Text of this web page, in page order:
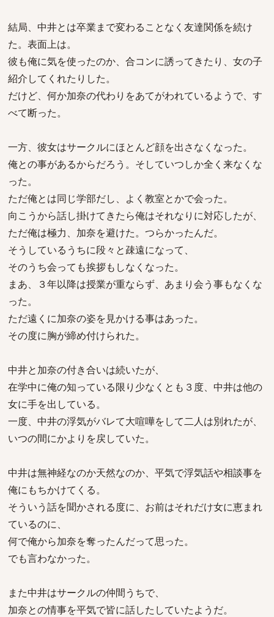
結局、中井とは卒業まで変わることなく友達関係を続け
た。表面上は。
彼も俺に気を使ったのか、合コンに誘ってきたり、女の子
紹介してくれたりした。
だけど、何か加奈の代わりをあてがわれているようで、す
べて断った。
一方、彼女はサークルにほとんど顔を出さなくなった。
俺との事があるからだろう。そしていつしか全く来なくな
った。
ただ俺とは同じ学部だし、よく教室とかで会った。
向こうから話し掛けてきたら俺はそれなりに対応したが、
ただ俺は極力、加奈を避けた。つらかったんだ。
そうしているうちに段々と疎遠になって、
そのうち会っても挨拶もしなくなった。
まあ、３年以降は授業が重ならず、あまり会う事もなくな
った。
ただ遠くに加奈の姿を見かける事はあった。
その度に胸が締め付けられた。
中井と加奈の付き合いは続いたが、
在学中に俺の知っている限り少なくとも３度、中井は他の
女に手を出している。
一度、中井の浮気がバレて大喧嘩をして二人は別れたが、
いつの間にかよりを戻していた。
中井は無神経なのか天然なのか、平気で浮気話や相談事を
俺にもちかけてくる。
そういう話を聞かされる度に、お前はそれだけ女に恵まれ
ているのに、
何で俺から加奈を奪ったんだって思った。
でも言わなかった。
また中井はサークルの仲間うちで、
加奈との情事を平気で皆に話したしていたようだ。